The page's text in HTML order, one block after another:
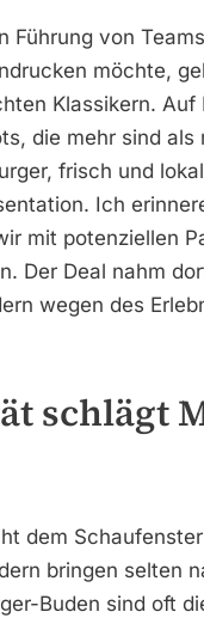
Führung von
möchte,
Klassikern.
die mehr sind als
frisch und
Ich
mit potenziellen
Der Deal nahm
wegen des
schlägt
dem
bringen selten
Buden sind oft